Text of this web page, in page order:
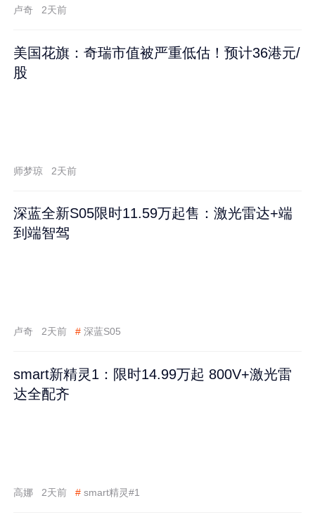
卢奇 2天前
美国花旗：奇瑞市值被严重低估！预计36港元/
股
师梦琼 2天前
深蓝全新S05限时11.59万起售：激光雷达+端
到端智驾
卢奇 2天前 # 深蓝S05
smart新精灵1：限时14.99万起 800V+激光雷
达全配齐
高娜 2天前 # smart精灵#1